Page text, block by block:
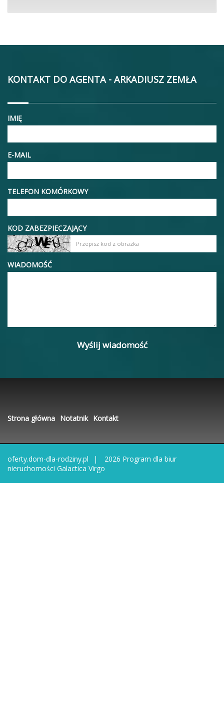
KONTAKT DO AGENTA - ARKADIUSZ ZEMŁA
IMIĘ
E-MAIL
TELEFON KOMÓRKOWY
KOD ZABEZPIECZAJĄCY
WIADOMOŚĆ
Strona główna Notatnik Kontakt
oferty.dom-dla-rodziny.pl 2026 Program dla biur
nieruchomości Galactica Virgo